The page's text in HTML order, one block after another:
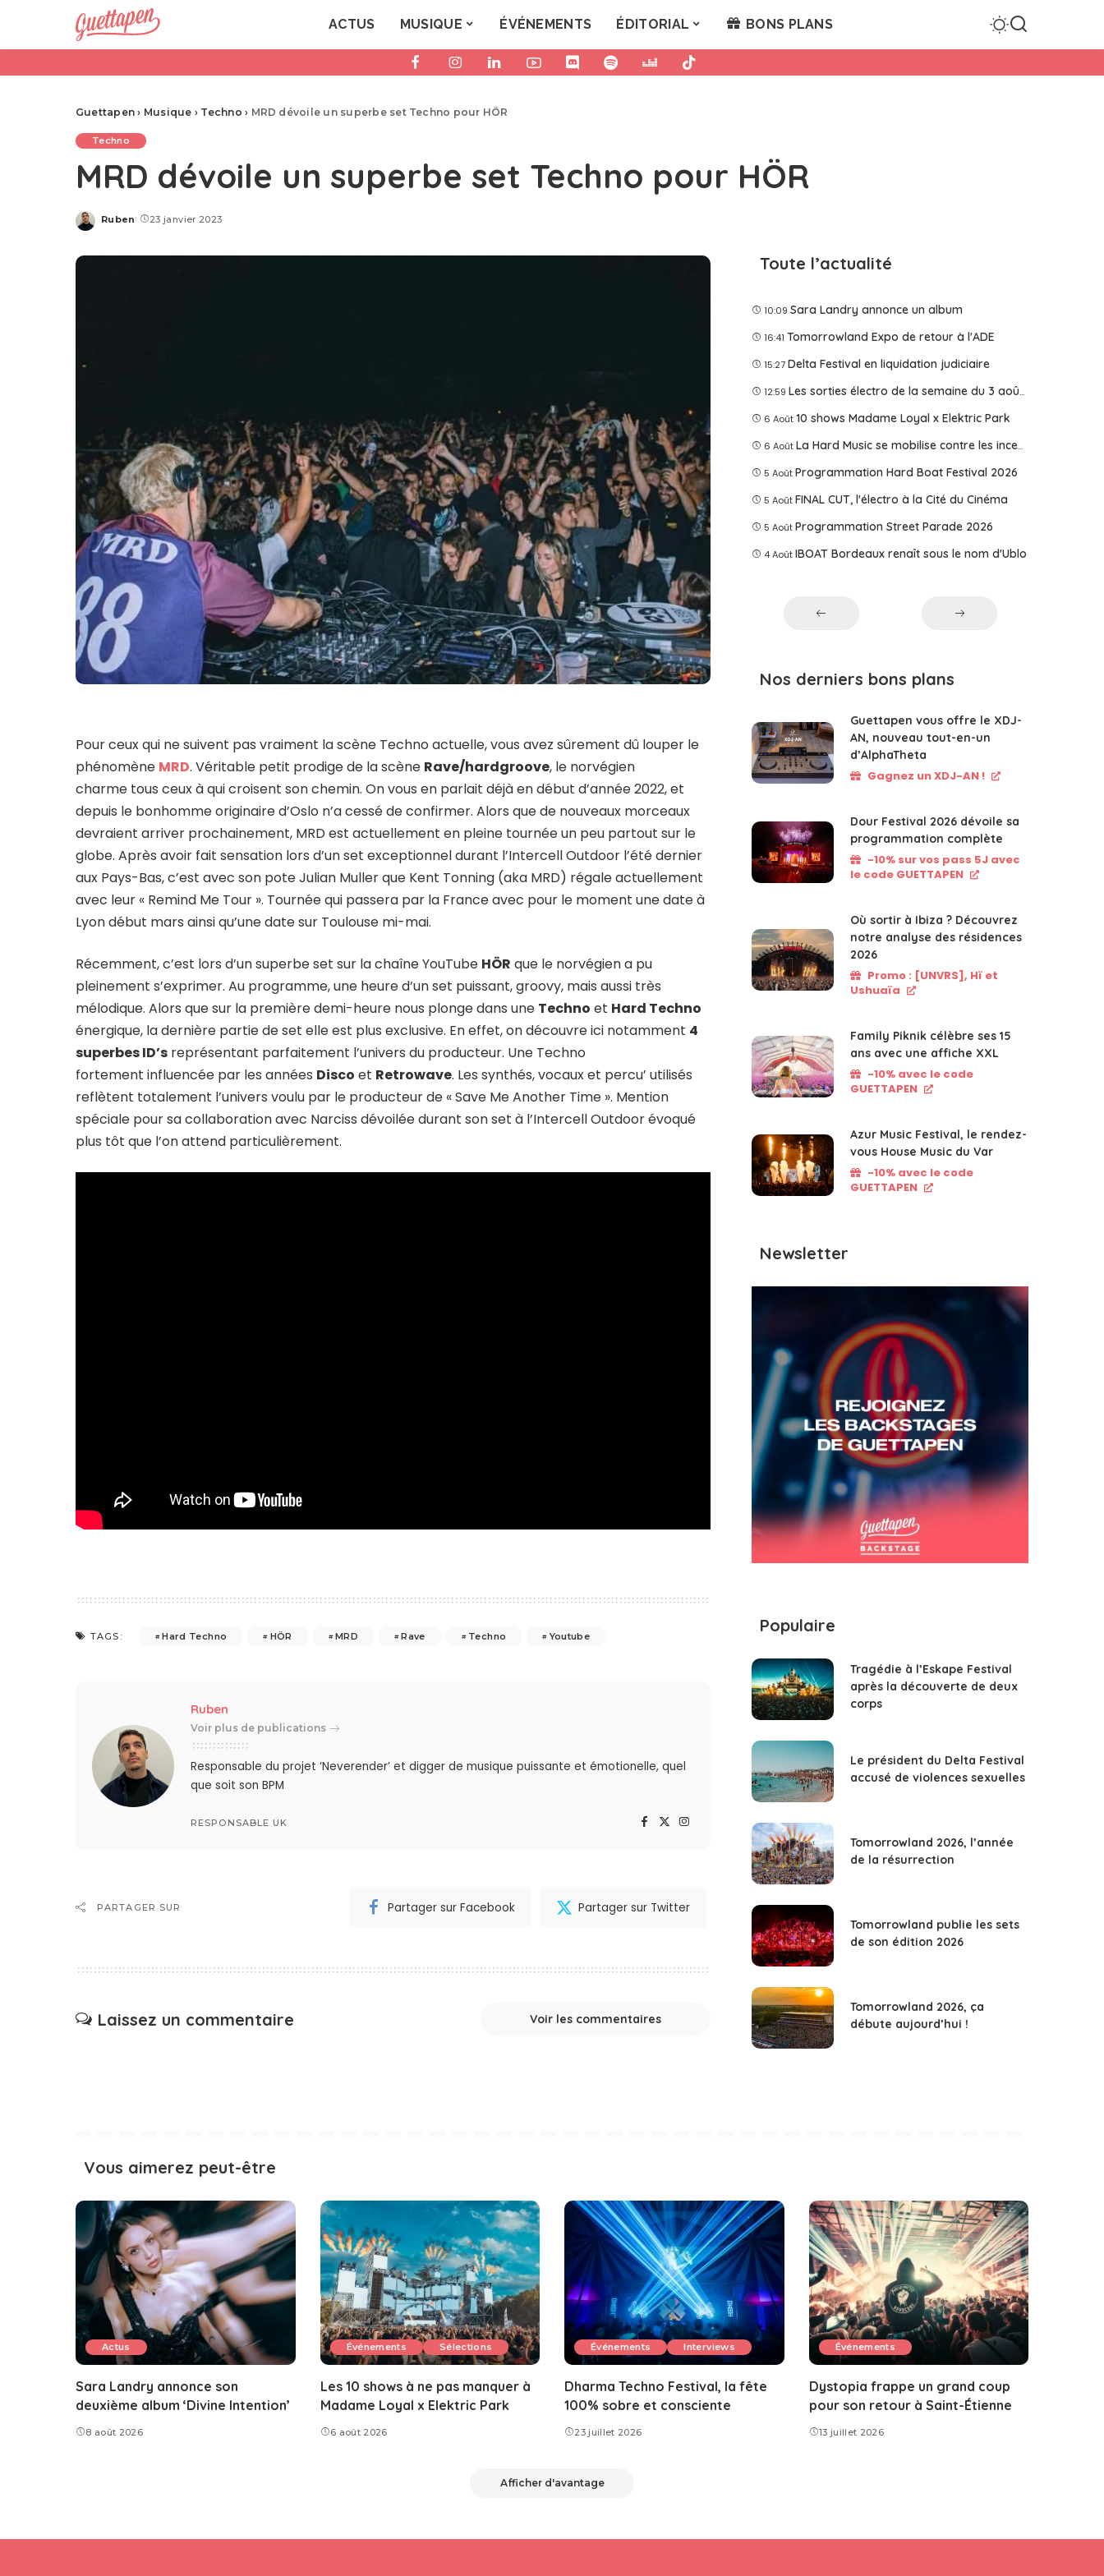
ACTUS MUSIQUE ÉVÉNEMENTS ÉDITORIAL BONS PLANS
Guettapen › Musique › Techno › MRD dévoile un superbe set Techno pour HÖR
Techno
MRD dévoile un superbe set Techno pour HÖR
Posted
Ruben 23 janvier 2023
Pour ceux qui ne suivent pas vraiment la scène Techno actuelle, vous avez sûrement dû louper le
phénomène MRD. Véritable petit prodige de la scène Rave/hardgroove, le norvégien
charme tous ceux à qui croisent son chemin. On vous en parlait déjà en début d’année 2022, et
depuis le bonhomme originaire d’Oslo n’a cessé de confirmer. Alors que de nouveaux morceaux
devraient arriver prochainement, MRD est actuellement en pleine tournée un peu partout sur le
globe. Après avoir fait sensation lors d’un set exceptionnel durant l’Intercell Outdoor l’été dernier
aux Pays-Bas, c’est avec son pote Julian Muller que Kent Tonning (aka MRD) régale actuellement
avec leur « Remind Me Tour ». Tournée qui passera par la France avec pour le moment une date à
Lyon début mars ainsi qu’une date sur Toulouse mi-mai.
Récemment, c’est lors d’un superbe set sur la chaîne YouTube HÖR que le norvégien a pu
pleinement s’exprimer. Au programme, une heure d’un set puissant, groovy, mais aussi très
mélodique. Alors que sur la première demi-heure nous plonge dans une Techno et Hard Techno
énergique, la dernière partie de set elle est plus exclusive. En effet, on découvre ici notamment 4
superbes ID’s représentant parfaitement l’univers du producteur. Une Techno
fortement influencée par les années Disco et Retrowave. Les synthés, vocaux et percu’ utilisés
reflètent totalement l’univers voulu par le producteur de « Save Me Another Time ». Mention
spéciale pour sa collaboration avec Narciss dévoilée durant son set à l’Intercell Outdoor évoqué
plus tôt que l’on attend particulièrement.
TAGS: Hard Techno HÖR MRD Rave Techno Youtube
Ruben
Voir plus de publications
Responsable du projet ‘Neverender’ et digger de musique puissante et émotionelle, quel
que soit son BPM
RESPONSABLE UK
PARTAGER SUR Partager sur Facebook Partager sur Twitter
Laissez un commentaire Voir les commentaires
Toute l’actualité
10:09 Sara Landry annonce un album
16:41 Tomorrowland Expo de retour à l'ADE
15:27 Delta Festival en liquidation judiciaire
12:59 Les sorties électro de la semaine du 3 août 2026
6 Août 10 shows Madame Loyal x Elektric Park
6 Août La Hard Music se mobilise contre les incendies
5 Août Programmation Hard Boat Festival 2026
5 Août FINAL CUT, l'électro à la Cité du Cinéma
5 Août Programmation Street Parade 2026
4 Août IBOAT Bordeaux renaît sous le nom d'Ublo
Nos derniers bons plans
Guettapen vous offre le XDJ-
AN, nouveau tout-en-un
d’AlphaTheta
Gagnez un XDJ-AN !
Dour Festival 2026 dévoile sa
programmation complète
-10% sur vos pass 5J avec
le code GUETTAPEN
Où sortir à Ibiza ? Découvrez
notre analyse des résidences
2026
Promo : [UNVRS], Hï et
Ushuaïa
Family Piknik célèbre ses 15
ans avec une affiche XXL
-10% avec le code
GUETTAPEN
Azur Music Festival, le rendez-
vous House Music du Var
-10% avec le code
GUETTAPEN
Newsletter
Populaire
Tragédie à l’Eskape Festival
après la découverte de deux
corps
Le président du Delta Festival
accusé de violences sexuelles
Tomorrowland 2026, l’année
de la résurrection
Tomorrowland publie les sets
de son édition 2026
Tomorrowland 2026, ça
débute aujourd’hui !
Vous aimerez peut-être
Actus
Sara Landry annonce son
deuxième album ‘Divine Intention’
8 août 2026
Événements Sélections
Les 10 shows à ne pas manquer à
Madame Loyal x Elektric Park
6 août 2026
Événements Interviews
Dharma Techno Festival, la fête
100% sobre et consciente
23 juillet 2026
Événements
Dystopia frappe un grand coup
pour son retour à Saint-Étienne
13 juillet 2026
Afficher d'avantage